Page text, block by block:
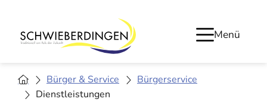
Menü
Bürger & Service
Bürgerservice
Dienstleistungen